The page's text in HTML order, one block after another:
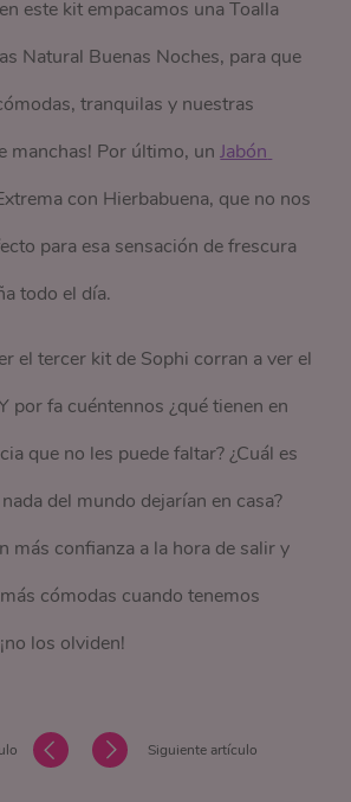
este kit empacamos una Toalla
Natural Buenas Noches, para que
tranquilas y nuestras
manchas! Por último, unJabón
con Hierbabuena, que no nos
para esa sensación de frescura
todo el día.
el tercer kit de Sophi corran a ver el
por fa cuéntennos ¿qué tienen en
que no les puede faltar? ¿Cuál es
del mundo dejarían en casa?
más confianza a la hora de salir y
cómodas cuando tenemos
los olviden!
Siguiente artículo